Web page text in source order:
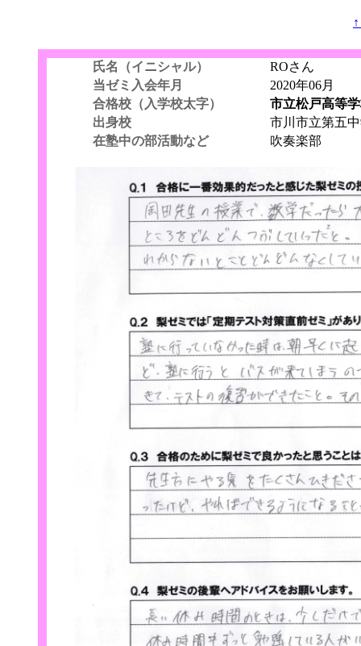
氏名（イニシャル）
ROさん
当ゼミ入会年月
2020年06月
合格校（入学校太字）
市立松戸高等
出身校
市川市立第五
在塾中の部活動など
吹奏楽部